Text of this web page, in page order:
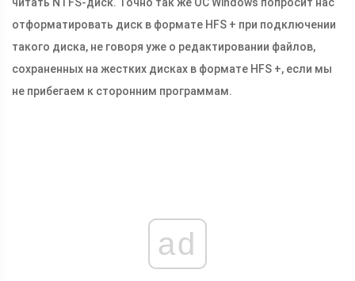
читать NTFS-диск. Точно так же ОС Windows попросит нас
отформатировать диск в формате HFS + при подключении
такого диска, не говоря уже о редактировании файлов,
сохраненных на жестких дисках в формате HFS +, если мы
не прибегаем к сторонним программам.
ad